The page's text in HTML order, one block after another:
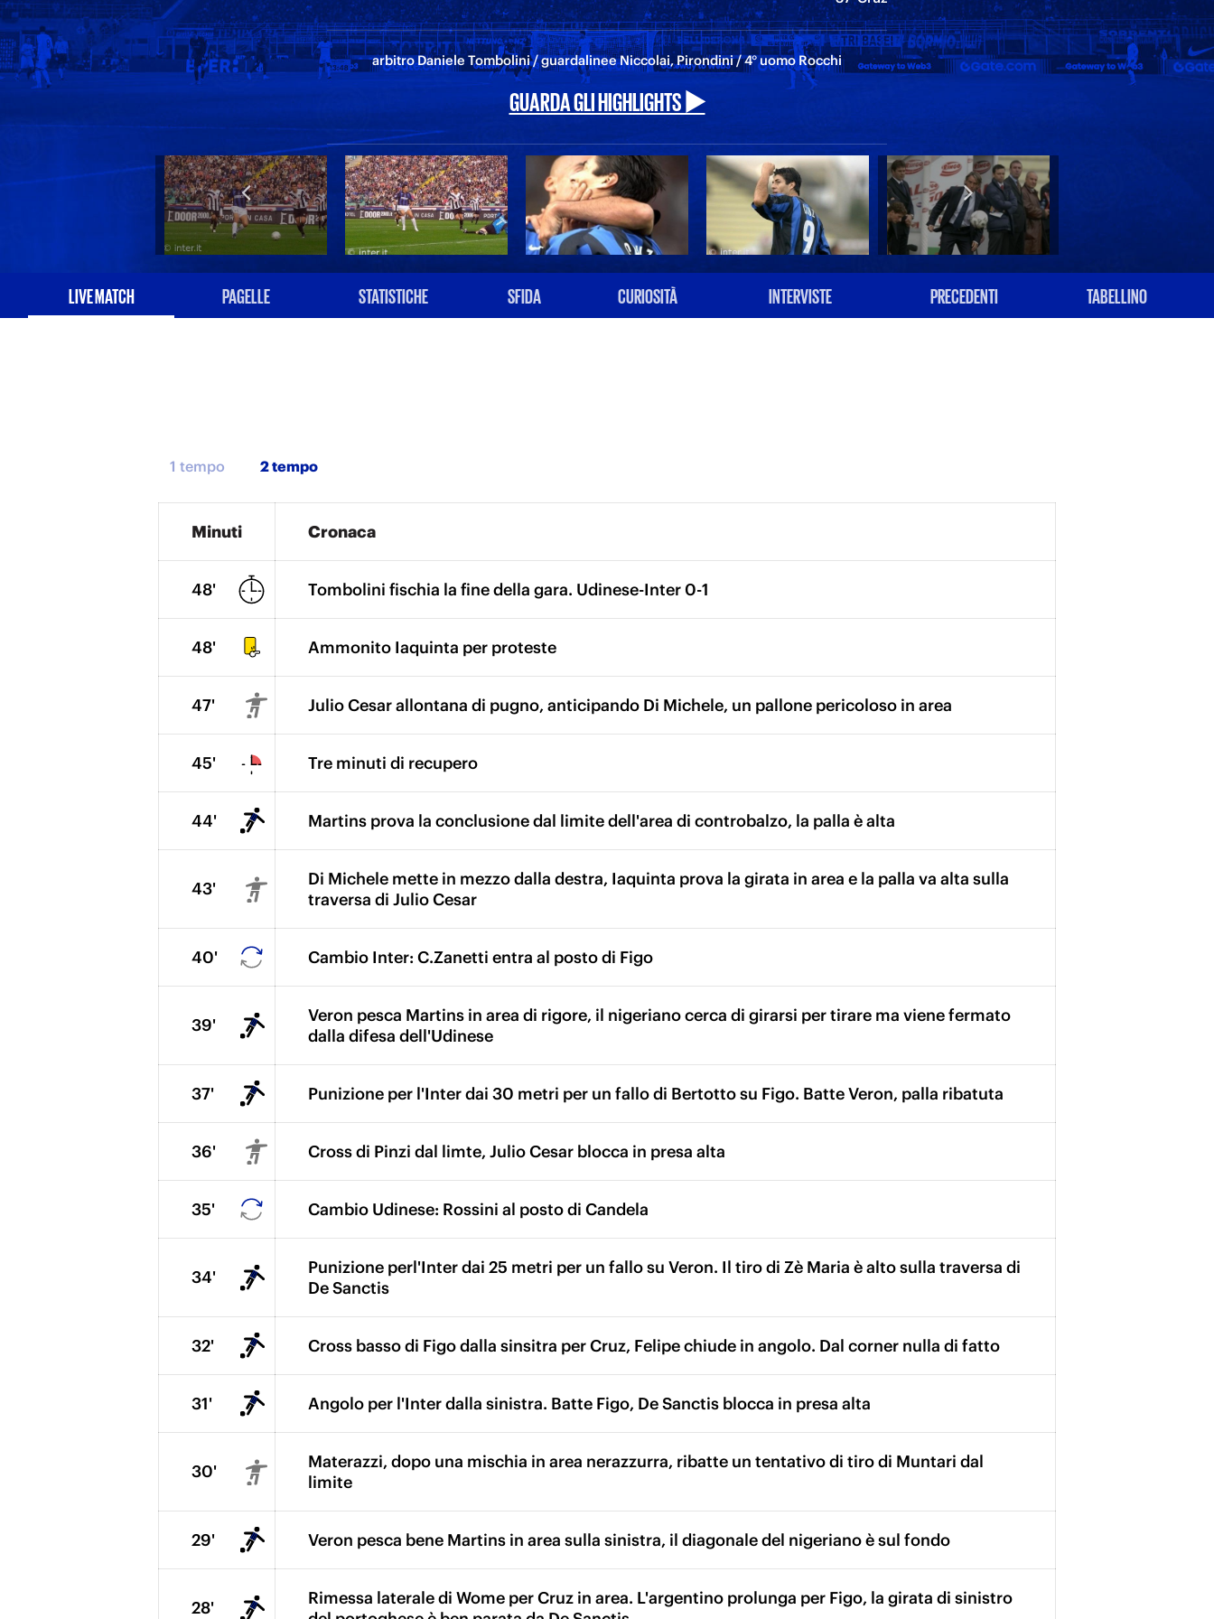
arbitro Daniele Tombolini / guardalinee Niccolai, Pirondini / 4° uomo Rocchi
GUARDA GLI HIGHLIGHTS ▶️
LIVE MATCH PAGELLE STATISTICHE SFIDA CURIOSITÀ INTERVISTE PRECEDENTI TABELLINO
1 tempo
Minuti Cronaca
48' Tombolini fischia la fine della gara. Udinese-Inter 0-1
48' Ammonito Iaquinta per proteste
47' Julio Cesar allontana di pugno, anticipando Di Michele, un pallone pericoloso in area
45' Tre minuti di recupero
44' Martins prova la conclusione dal limite dell'area di controbalzo, la palla è alta
43'
Di Michele mette in mezzo dalla destra, Iaquinta prova la girata in area e la palla va alta sulla
traversa di Julio Cesar
40' Cambio Inter: C.Zanetti entra al posto di Figo
39'
Veron pesca Martins in area di rigore, il nigeriano cerca di girarsi per tirare ma viene fermato
dalla difesa dell'Udinese
37' Punizione per l'Inter dai 30 metri per un fallo di Bertotto su Figo. Batte Veron, palla ribatuta
36' Cross di Pinzi dal limte, Julio Cesar blocca in presa alta
35' Cambio Udinese: Rossini al posto di Candela
34'
Punizione perl'Inter dai 25 metri per un fallo su Veron. Il tiro di Zè Maria è alto sulla traversa di
De Sanctis
32' Cross basso di Figo dalla sinsitra per Cruz, Felipe chiude in angolo. Dal corner nulla di fatto
31' Angolo per l'Inter dalla sinistra. Batte Figo, De Sanctis blocca in presa alta
30'
Materazzi, dopo una mischia in area nerazzurra, ribatte un tentativo di tiro di Muntari dal
limite
29' Veron pesca bene Martins in area sulla sinistra, il diagonale del nigeriano è sul fondo
28'
Rimessa laterale di Wome per Cruz in area. L'argentino prolunga per Figo, la girata di sinistro